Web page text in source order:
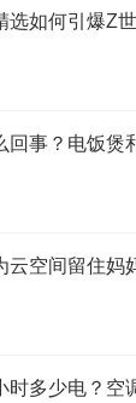
选如何引爆Z
回事？电饭煲
空间留住妈
时多少电？空